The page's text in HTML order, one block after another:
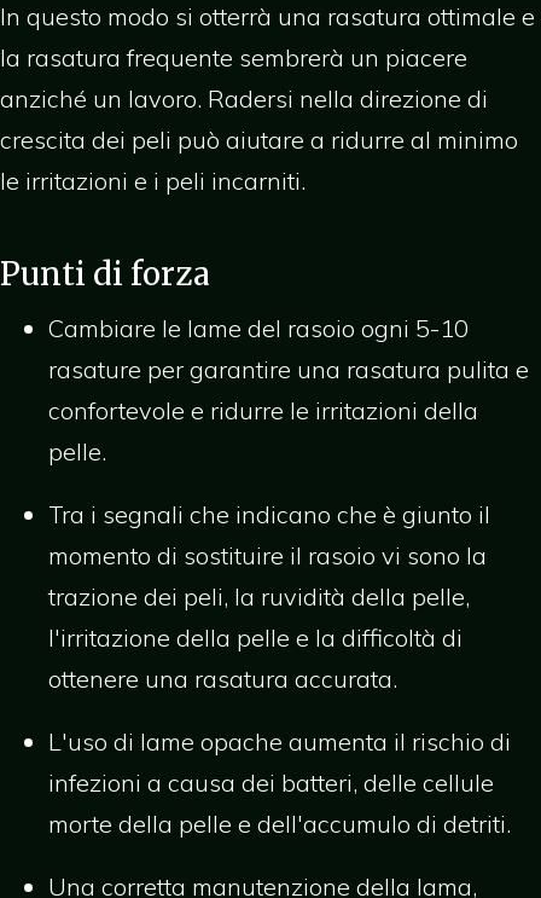
In questo modo si otterrà una rasatura ottimale e
la rasatura frequente sembrerà un piacere
anziché un lavoro. Radersi nella direzione di
crescita dei peli può aiutare a ridurre al minimo
le irritazioni e i peli incarniti.
Punti di forza
Cambiare le lame del rasoio ogni 5-10
rasature per garantire una rasatura pulita e
confortevole e ridurre le irritazioni della
pelle.
Tra i segnali che indicano che è giunto il
momento di sostituire il rasoio vi sono la
trazione dei peli, la ruvidità della pelle,
l'irritazione della pelle e la difficoltà di
ottenere una rasatura accurata.
L'uso di lame opache aumenta il rischio di
infezioni a causa dei batteri, delle cellule
morte della pelle e dell'accumulo di detriti.
Una corretta manutenzione della lama,